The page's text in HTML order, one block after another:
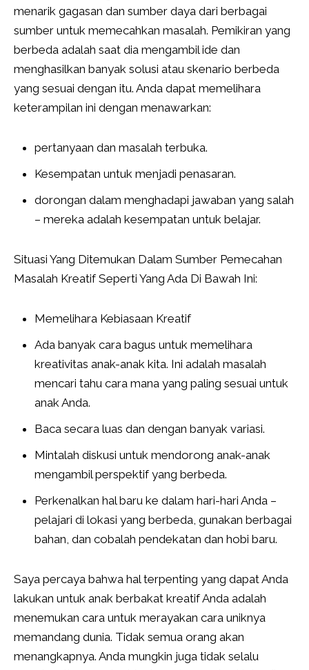
menarik gagasan dan sumber daya dari berbagai
sumber untuk memecahkan masalah. Pemikiran yang
berbeda adalah saat dia mengambil ide dan
menghasilkan banyak solusi atau skenario berbeda
yang sesuai dengan itu. Anda dapat memelihara
keterampilan ini dengan menawarkan:
pertanyaan dan masalah terbuka.
Kesempatan untuk menjadi penasaran.
dorongan dalam menghadapi jawaban yang salah
– mereka adalah kesempatan untuk belajar.
Situasi Yang Ditemukan Dalam Sumber Pemecahan
Masalah Kreatif Seperti Yang Ada Di Bawah Ini:
Memelihara Kebiasaan Kreatif
Ada banyak cara bagus untuk memelihara
kreativitas anak-anak kita. Ini adalah masalah
mencari tahu cara mana yang paling sesuai untuk
anak Anda.
Baca secara luas dan dengan banyak variasi.
Mintalah diskusi untuk mendorong anak-anak
mengambil perspektif yang berbeda.
Perkenalkan hal baru ke dalam hari-hari Anda –
pelajari di lokasi yang berbeda, gunakan berbagai
bahan, dan cobalah pendekatan dan hobi baru.
Saya percaya bahwa hal terpenting yang dapat Anda
lakukan untuk anak berbakat kreatif Anda adalah
menemukan cara untuk merayakan cara uniknya
memandang dunia. Tidak semua orang akan
menangkapnya. Anda mungkin juga tidak selalu